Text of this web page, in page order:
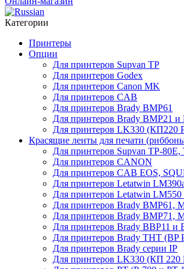
Категории
Принтеры
Опции
Для принтеров Supvan TP
Для принтеров Godex
Для принтеров Canon MK
Для принтеров CAB
Для принтеров Brady BMP61
Для принтеров Brady BMP21 и
Для принтеров LK330 (КП220
Красящие ленты для печати
Для принтеров Supvan TP-80E,
Для принтеров CANON
Для принтеров CAB EOS,
Для принтеров Letatwin
Для принтеров Letatwin
Для принтеров Brady BMP61,
Для принтеров Brady BMP71,
Для принтеров Brady BBP11 и
Для принтеров Brady THT (BP
Для принтеров Brady серии IP
Для принтеров LK330 (КП 220